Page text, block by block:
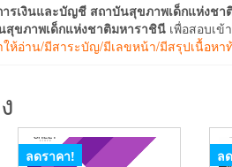
รเงินและบัญชี สถาบันสุขภาพเด็กแห่งช
ขภาพเด็กแห่งชาติมหาราชินี เพื่อสอบเข้
ให้อ่าน/มีสาระบัญ/มีเลขหน้า/มีสรุปเนื้อห
ลดราคา! ล